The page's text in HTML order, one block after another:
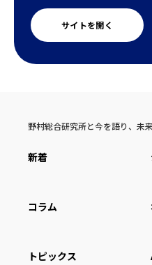
サイトを開く
野村総合研究所と今を語り、未
新着
コラム
トピックス